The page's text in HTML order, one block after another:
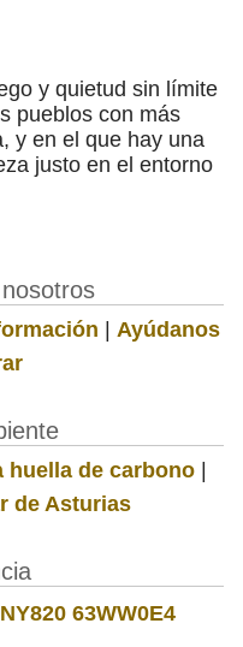
y quietud sin límite
pueblos con más
y en el que hay una
justo en el entorno
| Ayúdanos
de carbono|
de Asturias
63WW0E4